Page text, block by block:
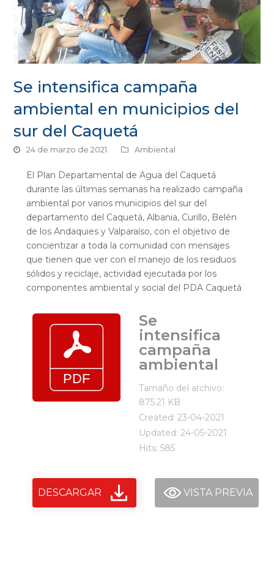
Se intensifica campaña
ambiental en municipios del
sur del Caquetá
24 de marzo de 2021 Ambiental
El Plan Departamental de Agua del Caquetá
durante las últimas semanas ha realizado campaña
ambiental por varios municipios del sur del
departamento del Caquetá, Albania, Curillo, Belén
de los Andaquies y Valparaíso, con el objetivo de
concientizar a toda la comunidad con mensajes
que tienen que ver con el manejo de los residuos
sólidos y reciclaje, actividad ejecutada por los
componentes ambiental y social del PDA Caquetá
Se
intensifica
campaña
ambiental
Tamaño del archivo:
875.21 KB
Created: 23-04-2021
Updated: 24-05-2021
Hits: 585
DESCARGAR VISTA PREVIA